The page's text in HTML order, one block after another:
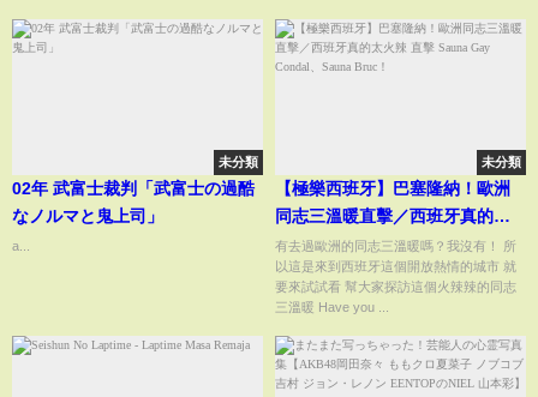
未分類
02年 武富士裁判「武富士の過酷
なノルマと鬼上司」
a...
未分類
【極樂西班牙】巴塞隆納！歐洲
同志三溫暖直擊／西班牙真的太
火辣 直擊 Sauna Gay Condal、
Sauna Bruc！
有去過歐洲的同志三溫暖嗎？我沒有！ 所
以這是來到西班牙這個開放熱情的城市 就
要來試試看 幫大家探訪這個火辣辣的同志
三溫暖 Have you ...